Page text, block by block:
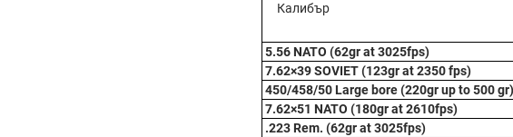
Калибър
5.56 NATO (62gr at 3025fps)
7.62×39 SOVIET (123gr at 2350 fps)
450/458/50 Large bore (220gr up to 500 gr)
7.62×51 NATO (180gr at 2610fps)
.223 Rem. (62gr at 3025fps)